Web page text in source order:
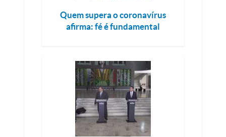
Quem supera o coronavírus
afirma: fé é fundamental